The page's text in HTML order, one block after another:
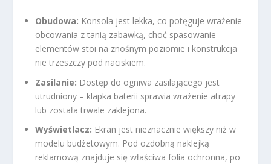
Obudowa: Konsola jest lekka, co potęguje wrażenie
obcowania z tanią zabawką, choć spasowanie
elementów stoi na znośnym poziomie i konstrukcja
nie trzeszczy pod naciskiem.
Zasilanie: Dostęp do ogniwa zasilającego jest
utrudniony – klapka baterii sprawia wrażenie atrapy
lub została trwale zaklejona.
Wyświetlacz: Ekran jest nieznacznie większy niż w
modelu budżetowym. Pod ozdobną naklejką
reklamową znajduje się właściwa folia ochronna, po